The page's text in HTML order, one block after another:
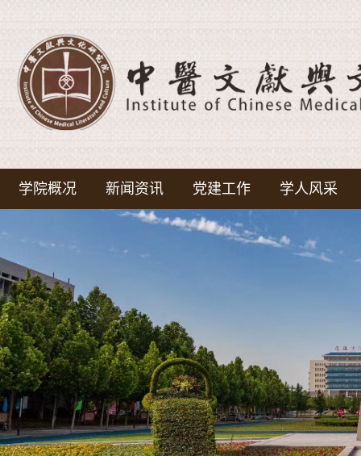
学院概况 新闻资讯 党建工作 学人风采